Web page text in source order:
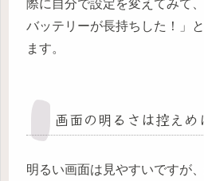
際に自分で設定を変えてみて
バッテリーが長持ちした！」
ます。
画面の明るさは控えめ
明るい画面は見やすいですが